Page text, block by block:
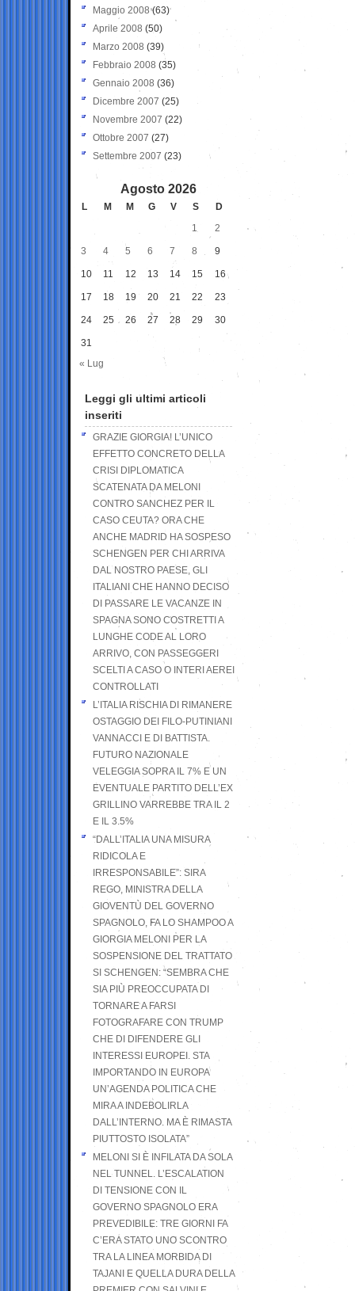
Maggio 2008(63)
Aprile 2008 (50)
Marzo 2008 (39)
Febbraio 2008 (35)
Gennaio 2008 (36)
Dicembre 2007 (25)
Novembre 2007 (22)
Ottobre 2007 (27)
Settembre 2007 (23)
Agosto 2026
L M M G V S
D
1
2
3 4 5 6 7 8 9
10 11 12 13 14 15 16
17 18 19 20 21 22 23
24 25 26 27 28 29 30
31
« Lug
Leggi gli ultimi articoli
inseriti
GRAZIE GIORGIA! L’UNICO
EFFETTO CONCRETO DELLA
CRISI DIPLOMATICA
SCATENATA DA MELONI
CONTRO SANCHEZ PER IL
CASO CEUTA? ORA CHE
ANCHE MADRID HA SOSPESO
SCHENGEN PER CHI ARRIVA
DAL NOSTRO PAESE, GLI
ITALIANI CHE HANNO DECISO
DI PASSARE LE VACANZE IN
SPAGNA SONO COSTRETTI A
LUNGHE CODE AL LORO
ARRIVO, CON PASSEGGERI
SCELTI A CASO O INTERI AEREI
CONTROLLATI
L’ITALIA RISCHIA DI RIMANERE
OSTAGGIO DEI FILO-PUTINIANI
VANNACCI E DI BATTISTA.
FUTURO NAZIONALE
VELEGGIA SOPRA IL 7% E UN
EVENTUALE PARTITO DELL’EX
GRILLINO VARREBBE TRA IL 2
E IL 3.5%
“DALL’ITALIA UNA MISURA
RIDICOLA E
IRRESPONSABILE”: SIRA
REGO, MINISTRA DELLA
GIOVENTÙ DEL GOVERNO
SPAGNOLO, FA LO SHAMPOO A
GIORGIA MELONI PER LA
SOSPENSIONE DEL TRATTATO
SI SCHENGEN: “SEMBRA CHE
SIA PIÙ PREOCCUPATA DI
TORNARE A FARSI
FOTOGRAFARE CON TRUMP
CHE DI DIFENDERE GLI
INTERESSI EUROPEI. STA
IMPORTANDO IN EUROPA
UN’AGENDA POLITICA CHE
MIRA A INDEBOLIRLA
DALL’INTERNO. MA È RIMASTA
PIUTTOSTO ISOLATA”
MELONI SI È INFILATA DA SOLA
NEL TUNNEL. L’ESCALATION
DI TENSIONE CON IL
GOVERNO SPAGNOLO ERA
PREVEDIBILE: TRE GIORNI FA
C’ERA STATO UNO SCONTRO
TRA LA LINEA MORBIDA DI
TAJANI E QUELLA DURA DELLA